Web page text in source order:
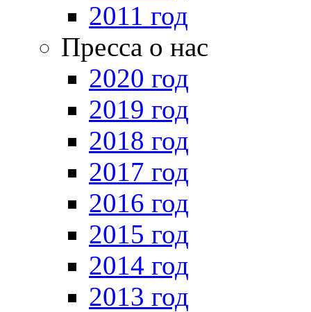
2011 год
Пресса о нас
2020 год
2019 год
2018 год
2017 год
2016 год
2015 год
2014 год
2013 год